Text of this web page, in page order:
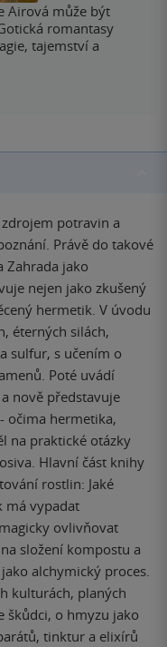
Airová může být
romantasy
tajemství a
potravin a
Právě do takové
Zahrada jako
nejen jako zkušený
hermetik. V úvodu
éterných silách,
sulfur, s učením o
Poté uvádí
nově představuje
očima hermetika,
na praktické otázky
Hlavní část knihy
rostlin: Jaké
má vypadat
ovlivňovat
složení kompostu a
alchymický proces.
kulturách, planých
škůdci, o hmyzu jako
tinktur a elixírů